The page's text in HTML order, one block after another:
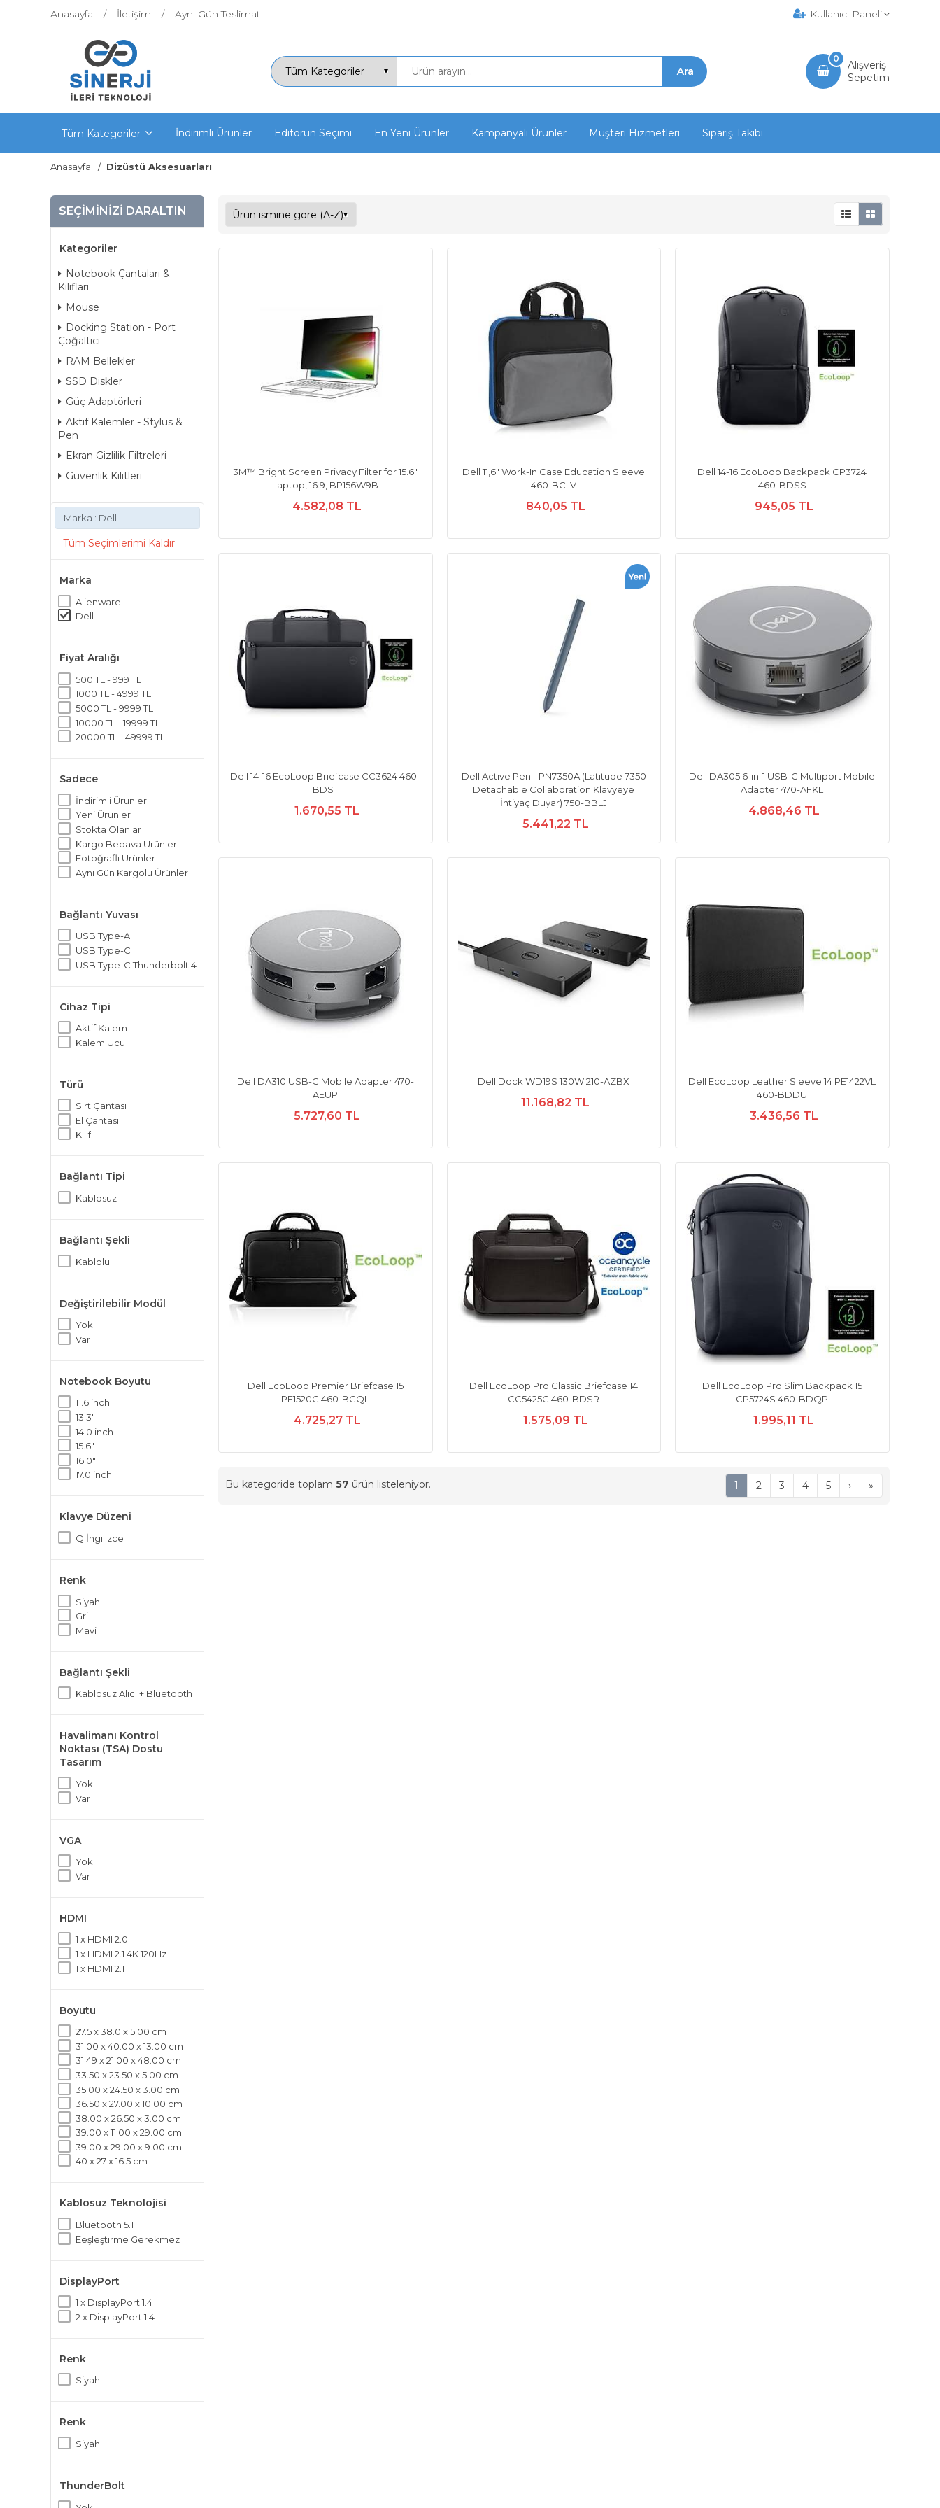
Anasayfa İletişim Aynı Gün Teslimat Kullanıcı Paneli
Alışveriş
Sepetim
0
Tüm Kategoriler İndirimli Ürünler Editörün Seçimi En Yeni Ürünler Kampanyalı Ürünler Müşteri Hizmetleri Sipariş Takibi
Anasayfa Dizüstü Aksesuarları
SEÇIMINIZI DARALTIN
Kategoriler
Notebook Çantaları &
Kılıfları
Mouse
Docking Station - Port
Çoğaltıcı
RAM Bellekler
SSD Diskler
Güç Adaptörleri
Aktif Kalemler - Stylus &
Pen
Ekran Gizlilik Filtreleri
Güvenlik Kilitleri
Marka : Dell
Tüm Seçimlerimi Kaldır
Marka
Alienware
Dell
Fiyat Aralığı
500 TL - 999 TL
1000 TL - 4999 TL
5000 TL - 9999 TL
10000 TL - 19999 TL
20000 TL - 49999 TL
Sadece
İndirimli Ürünler
Yeni Ürünler
Stokta Olanlar
Kargo Bedava Ürünler
Fotoğraflı Ürünler
Aynı Gün Kargolu Ürünler
Bağlantı Yuvası
USB Type-A
USB Type-C
USB Type-C Thunderbolt 4
Cihaz Tipi
Aktif Kalem
Kalem Ucu
Türü
Sırt Çantası
El Çantası
Kılıf
Bağlantı Tipi
Kablosuz
Bağlantı Şekli
Kablolu
Değiştirilebilir Modül
Yok
Var
Notebook Boyutu
11.6 inch
13.3"
14.0 inch
15.6"
16.0"
17.0 inch
Klavye Düzeni
Q İngilizce
Renk
Siyah
Gri
Mavi
Bağlantı Şekli
Kablosuz Alıcı + Bluetooth
Havalimanı Kontrol
Noktası (TSA) Dostu
Tasarım
Yok
Var
VGA
Yok
Var
HDMI
1 x HDMI 2.0
1 x HDMI 2.1 4K 120Hz
1 x HDMI 2.1
Boyutu
27.5 x 38.0 x 5.00 cm
31.00 x 40.00 x 13.00 cm
31.49 x 21.00 x 48.00 cm
33.50 x 23.50 x 5.00 cm
35.00 x 24.50 x 3.00 cm
36.50 x 27.00 x 10.00 cm
38.00 x 26.50 x 3.00 cm
39.00 x 11.00 x 29.00 cm
39.00 x 29.00 x 9.00 cm
40 x 27 x 16.5 cm
44.00 x 30.00 x 18.00 cm
44.00 x 31.00 x 14.00 cm
44.00 x 31.00 x 17.00 cm
44.50 x 31.50 x 14.00 cm
48.00 x 31.50 x 17.00 cm
Kablosuz Teknolojisi
Bluetooth 5.1
Eeşleştirme Gerekmez
DisplayPort
1 x DisplayPort 1.4
2 x DisplayPort 1.4
Renk
Siyah
Renk
Siyah
ThunderBolt
3M™ Bright Screen Privacy Filter for 15.6"
Laptop, 16:9, BP156W9B
4.582,08 TL
Dell 11,6" Work-In Case Education Sleeve
460-BCLV
840,05 TL
Dell 14-16 EcoLoop Backpack CP3724
460-BDSS
945,05 TL
Dell 14-16 EcoLoop Briefcase CC3624 460-
BDST
1.670,55 TL
Dell Active Pen - PN7350A (Latitude 7350
Detachable Collaboration Klavyeye
İhtiyaç Duyar) 750-BBLJ
5.441,22 TL
Dell DA305 6-in-1 USB-C Multiport Mobile
Adapter 470-AFKL
4.868,46 TL
Dell DA310 USB-C Mobile Adapter 470-
AEUP
5.727,60 TL
Dell Dock WD19S 130W 210-AZBX
11.168,82 TL
Dell EcoLoop Leather Sleeve 14 PE1422VL
460-BDDU
3.436,56 TL
Dell EcoLoop Premier Briefcase 15
PE1520C 460-BCQL
4.725,27 TL
Dell EcoLoop Pro Classic Briefcase 14
CC5425C 460-BDSR
1.575,09 TL
Dell EcoLoop Pro Slim Backpack 15
CP5724S 460-BDQP
1.995,11 TL
Bu kategoride toplam 57 ürün listeleniyor. 1 2 3 4 5 › »